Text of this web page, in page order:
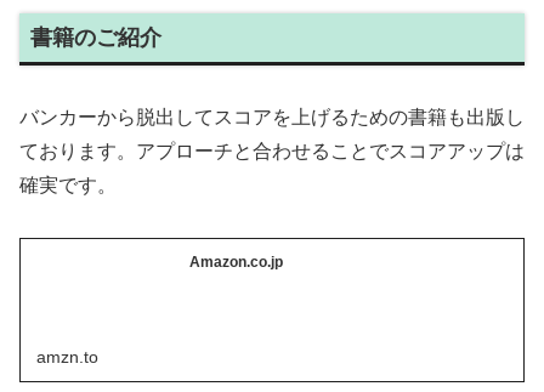
書籍のご紹介
バンカーから脱出してスコアを上げるための書籍も出版し
ております。アプローチと合わせることでスコアアップは
確実です。
Amazon.co.jp
amzn.to